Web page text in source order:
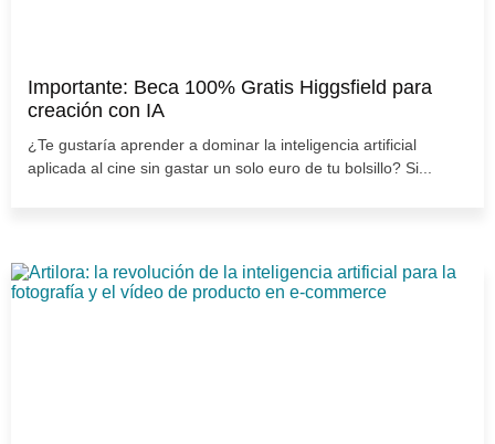
Importante: Beca 100% Gratis Higgsfield para
creación con IA
¿Te gustaría aprender a dominar la inteligencia artificial
aplicada al cine sin gastar un solo euro de tu bolsillo? Si...